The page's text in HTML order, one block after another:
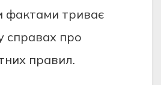
фактами триває
справах про
правил.